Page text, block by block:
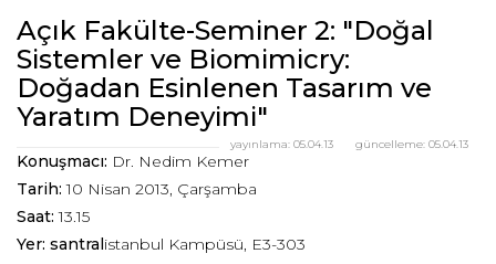
Açık Fakülte-Seminer 2: "Doğal
Sistemler ve Biomimicry:
Doğadan Esinlenen Tasarım ve
Yaratım Deneyimi"
güncelleme: 05.04.13
yayınlama: 05.04.13
Konuşmacı: Dr. Nedim Kemer
Tarih: 10 Nisan 2013, Çarşamba
Saat: 13.15
Yer: santralistanbul Kampüsü, E3-303